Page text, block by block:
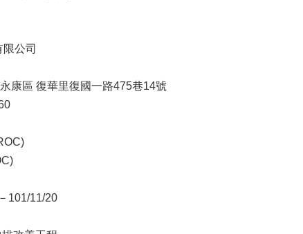
公司
康區 復華里復國一路475巷14號
101/11/20